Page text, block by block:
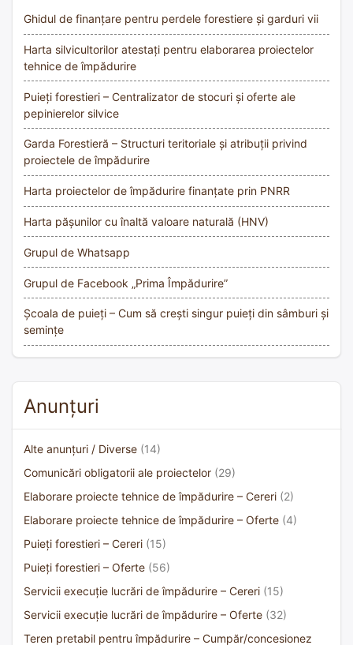
Ghidul de finanțare pentru perdele forestiere și garduri vii
Harta silvicultorilor atestați pentru elaborarea proiectelor
tehnice de împădurire
Puieți forestieri – Centralizator de stocuri și oferte ale
pepinierelor silvice
Garda Forestieră – Structuri teritoriale și atribuții privind
proiectele de împădurire
Harta proiectelor de împădurire finanțate prin PNRR
Harta pășunilor cu înaltă valoare naturală (HNV)
Grupul de Whatsapp
Grupul de Facebook „Prima Împădurire”
Școala de puieți – Cum să crești singur puieți din sâmburi și
semințe
Anunțuri
Alte anunțuri / Diverse (14)
Comunicări obligatorii ale proiectelor (29)
Elaborare proiecte tehnice de împădurire – Cereri (2)
Elaborare proiecte tehnice de împădurire – Oferte (4)
Puieți forestieri – Cereri (15)
Puieți forestieri – Oferte (56)
Servicii execuție lucrări de împădurire – Cereri (15)
Servicii execuție lucrări de împădurire – Oferte (32)
Teren pretabil pentru împădurire – Cumpăr/concesionez